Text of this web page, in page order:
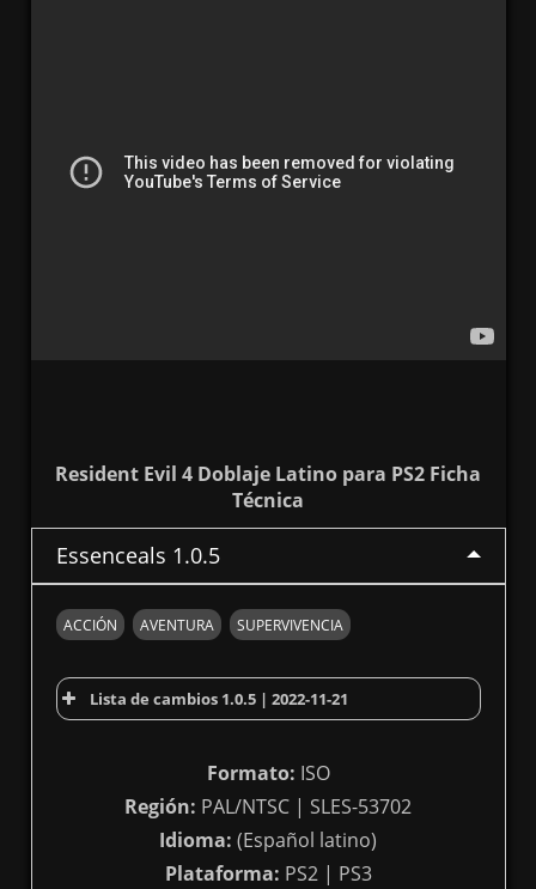
Resident Evil 4 Doblaje Latino para PS2 Ficha
Técnica
Essenceals 1.0.5
ACCIÓN AVENTURA SUPERVIVENCIA
Lista de cambios 1.0.5 | 2022-11-21
Formato: ISO
Región: PAL/NTSC | SLES-53702
Idioma: (Español latino)
Plataforma: PS2 | PS3